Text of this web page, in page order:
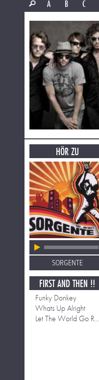
A
B C
HÖR ZU
SORGENTE
FIRST AND THEN !!
Funky Donkey
Whats Up Alright
Let The World Go Round